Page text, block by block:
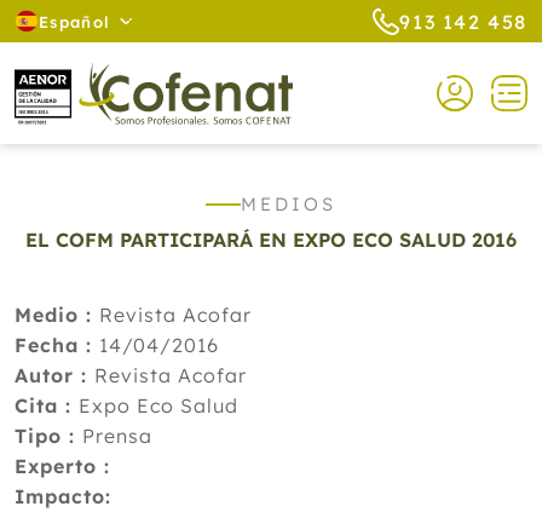
Español 913 142 458
MEDIOS
EL COFM PARTICIPARÁ EN EXPO ECO SALUD 2016
Medio : Revista Acofar
Fecha : 14/04/2016
Autor : Revista Acofar
Cita : Expo Eco Salud
Tipo : Prensa
Experto :
Impacto: